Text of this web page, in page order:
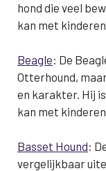
hond die veel
kan met
Beagle: De
Otterhound,
en karakter. Hij
kan met
Basset Hound:
vergelijkbaar